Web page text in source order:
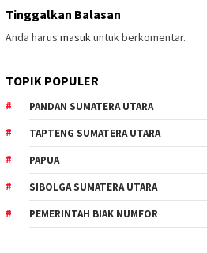
Tinggalkan Balasan
Anda harus masukuntuk berkomentar.
TOPIK POPULER
PANDAN SUMATERA UTARA
TAPTENG SUMATERA UTARA
PAPUA
SIBOLGA SUMATERA UTARA
PEMERINTAH BIAK NUMFOR